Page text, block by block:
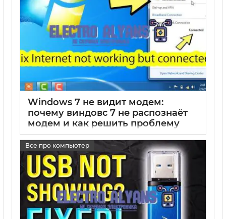
Windows 7 не видит модем:
почему виндовс 7 не распознаёт
модем и как решить проблему
Все про компьютер